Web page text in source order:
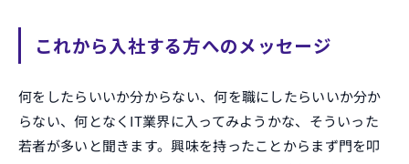
これから入社する方へのメッセージ
何をしたらいいか分からない、何を職にしたらいいか分か
らない、何となくIT業界に入ってみようかな、そういった
若者が多いと聞きます。興味を持ったことからまず門を叩